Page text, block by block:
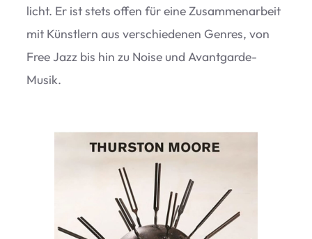
licht. Er ist stets offen für eine Zusam­men­ar­beit
mit Künst­lern aus ver­schie­de­nen Gen­res, von
Free Jazz bis hin zu Noise und Avantgarde-
Musik.